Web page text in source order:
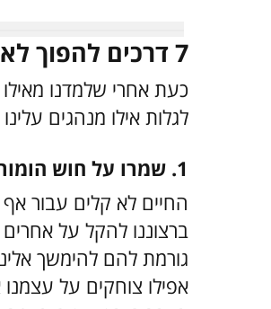
7 דרכים להפוך לאנשים מושכים יותר
כעת אחרי שלמדנו
לגלות אילו מנהגים
1. שמרו על חוש הומור
החיים לא קלים עבור
ברצוננו להקל על
גורמת להם להימשך
אפילו צוחקים על